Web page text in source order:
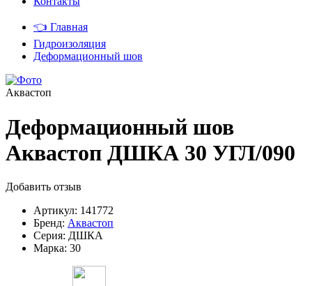
👈 Главная
Гидроизоляция
Деформационный шов
Аквастоп
Деформационный шов
Аквастоп ДШКА 30 УГЛ/090
Добавить отзыв
Артикул: 141772
Бренд: Аквастоп
Серия: ДШКА
Марка: 30